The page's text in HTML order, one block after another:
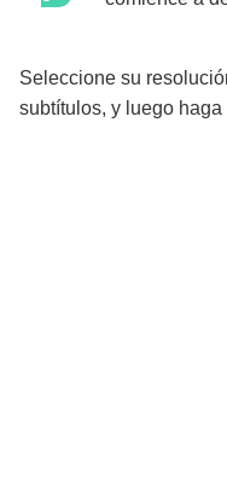
Seleccione su
subtítulos, y luego